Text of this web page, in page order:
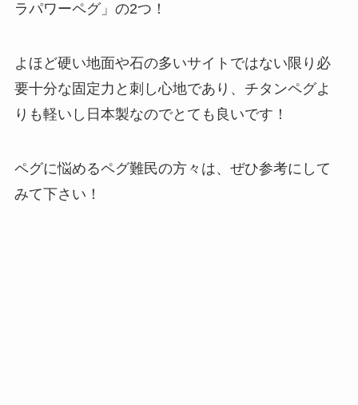
ラパワーペグ」の2つ！
よほど硬い地面や石の多いサイトではない限り必
要十分な固定力と刺し心地であり、チタンペグよ
りも軽いし日本製なのでとても良いです！
ペグに悩めるペグ難民の方々は、ぜひ参考にして
みて下さい！